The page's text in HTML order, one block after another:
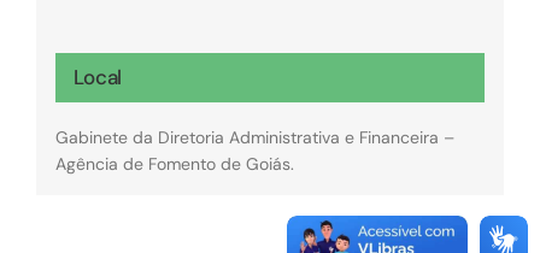
Local
Gabinete da Diretoria Administrativa e Financeira –
Agência de Fomento de Goiás.